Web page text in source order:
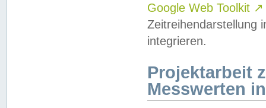
Google Web Toolkit ↗
Zeitreihendarstellung
integrieren.
Projektarbeit
Messwerten